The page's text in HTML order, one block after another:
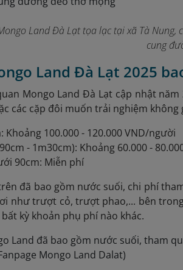
Land Đà Lạt tọa lạc tại xã Tà
cung
Land Đà Lạt 2025
Mongo Land Đà Lạt cập nhật
các cặp đôi muốn trải nghiệm không
Khoảng 100.000 - 120.000 VND/người
- 1m30cm): Khoảng 60.000 -
90cm: Miễn phí
đã bao gồm nước suối, chi phí
như trượt cỏ, trượt phao,... bên
kỳ khoản phụ phí nào khác.